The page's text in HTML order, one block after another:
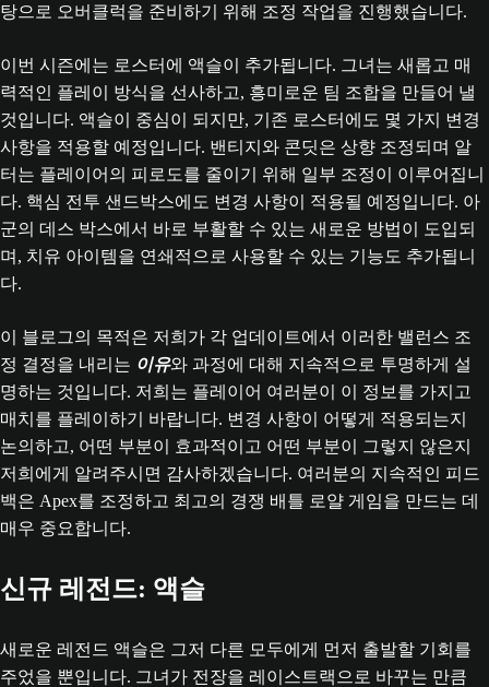
탕으로 오버클럭을 준비하기 위해 조정 작업을 진행했습니다.
이번 시즌에는 로스터에 액슬이 추가됩니다. 그녀는 새롭고 매
력적인 플레이 방식을 선사하고, 흥미로운 팀 조합을 만들어 낼
것입니다. 액슬이 중심이 되지만, 기존 로스터에도 몇 가지 변경
사항을 적용할 예정입니다. 밴티지와 콘딧은 상향 조정되며 알
터는 플레이어의 피로도를 줄이기 위해 일부 조정이 이루어집니
다. 핵심 전투 샌드박스에도 변경 사항이 적용될 예정입니다. 아
군의 데스 박스에서 바로 부활할 수 있는 새로운 방법이 도입되
며, 치유 아이템을 연쇄적으로 사용할 수 있는 기능도 추가됩니
다.
이 블로그의 목적은 저희가 각 업데이트에서 이러한 밸런스 조
정 결정을 내리는 이유와 과정에 대해 지속적으로 투명하게 설
명하는 것입니다. 저희는 플레이어 여러분이 이 정보를 가지고
매치를 플레이하기 바랍니다. 변경 사항이 어떻게 적용되는지
논의하고, 어떤 부분이 효과적이고 어떤 부분이 그렇지 않은지
저희에게 알려주시면 감사하겠습니다. 여러분의 지속적인 피드
백은 Apex를 조정하고 최고의 경쟁 배틀 로얄 게임을 만드는 데
매우 중요합니다.
신규 레전드: 액슬
새로운 레전드 액슬은 그저 다른 모두에게 먼저 출발할 기회를
주었을 뿐입니다. 그녀가 전장을 레이스트랙으로 바꾸는 만큼